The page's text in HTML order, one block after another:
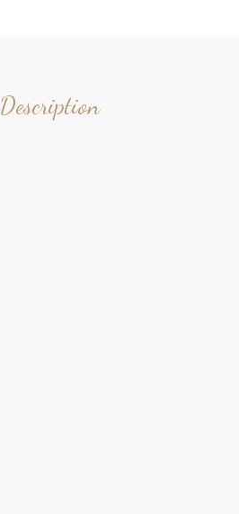
Description